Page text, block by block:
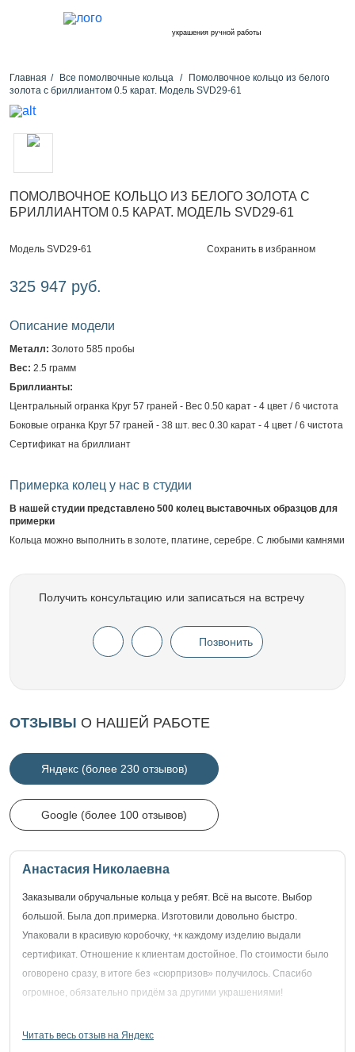
украшения ручной работы
Главная Все помолвочные кольца
Помолвочное кольцо из белого
золота с бриллиантом 0.5 карат. Модель SVD29-61
ПОМОЛВОЧНОЕ КОЛЬЦО ИЗ БЕЛОГО ЗОЛОТА С
БРИЛЛИАНТОМ 0.5 КАРАТ. МОДЕЛЬ SVD29-61
Модель SVD29-61 Сохранить в избранном
325 947 руб.
Описание модели
Металл: Золото 585 пробы
Вес: 2.5 грамм
Бриллианты:
Центральный огранка Круг 57 граней - Вес 0.50 карат - 4 цвет / 6 чистота
Боковые огранка Круг 57 граней - 38 шт. вес 0.30 карат - 4 цвет / 6 чистота
Сертификат на бриллиант
Примерка колец у нас в студии
В нашей студии представлено 500 колец выставочных образцов для
примерки
Кольца можно выполнить в золоте, платине, серебре. С любыми камнями
Получить консультацию или записаться на встречу
Позвонить
ОТЗЫВЫ О НАШЕЙ РАБОТЕ
Яндекс (более 230 отзывов)
Google (более 100 отзывов)
Анастасия Николаевна
Заказывали обручальные кольца у ребят. Всё на высоте. Выбор
большой. Была доп.примерка. Изготовили довольно быстро.
Упаковали в красивую коробочку, +к каждому изделию выдали
сертификат. Отношение к клиентам достойное. По стоимости было
оговорено сразу, в итоге без «сюрпризов» получилось. Спасибо
огромное, обязательно придём за другими украшениями!
Читать весь отзыв на Яндекс